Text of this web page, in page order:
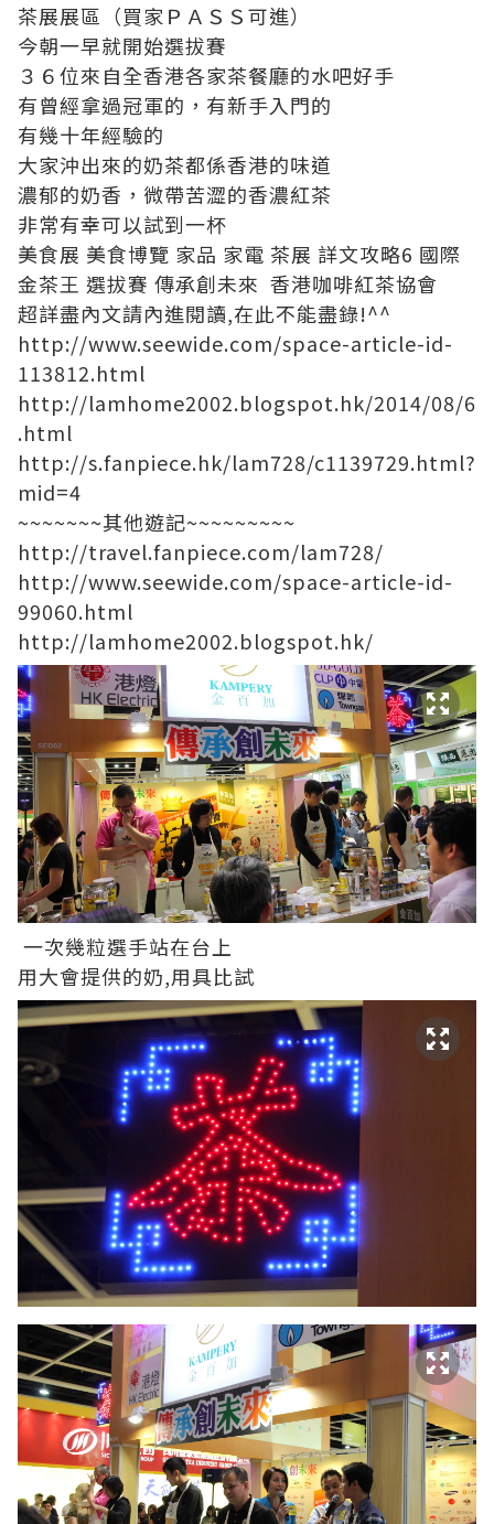
茶展展區（買家ＰＡＳＳ可進）
今朝一早就開始選拔賽
３６位來自全香港各家茶餐廳的水吧好手
有曾經拿過冠軍的，有新手入門的
有幾十年經驗的
大家沖出來的奶茶都係香港的味道
濃郁的奶香，微帶苦澀的香濃紅茶
非常有幸可以試到一杯
美食展 美食博覽 家品 家電 茶展 詳文攻略6 國際
金茶王 選拔賽 傳承創未來 香港咖啡紅茶協會
超詳盡內文請內進閱讀,在此不能盡錄!^^
http://www.seewide.com/space-article-id-
113812.html
http://lamhome2002.blogspot.hk/2014/08/6
.html
http://s.fanpiece.hk/lam728/c1139729.html?
mid=4
~~~~~~~其他遊記~~~~~~~~~
http://travel.fanpiece.com/lam728/
http://www.seewide.com/space-article-id-
99060.html
http://lamhome2002.blogspot.hk/
一次幾粒選手站在台上
用大會提供的奶,用具比試